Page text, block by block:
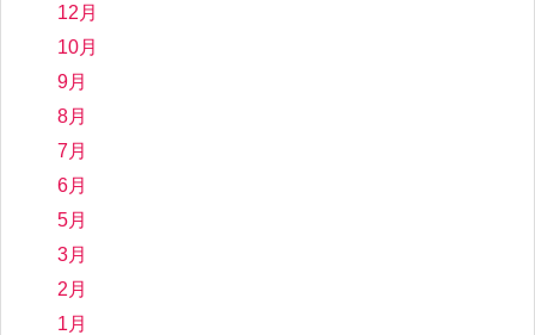
12月
10月
9月
8月
7月
6月
5月
3月
2月
1月